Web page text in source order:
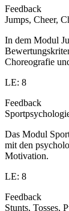
Feedback
Jumps, Cheer,
In dem Modul
Choreografie
LE: 8
Feedback
Das Modul
mit den
Motivation.
LE: 8
Feedback
Stunts, Tosses,